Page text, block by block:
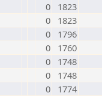
0
1823
0
1823
0
1796
0
1760
0
1748
0
1748
0
1774